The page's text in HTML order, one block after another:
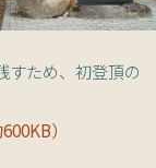
すため、初登頂の
）